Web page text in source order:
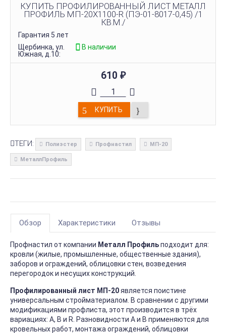
КУПИТЬ ПРОФИЛИРОВАННЫЙ ЛИСТ МЕТАЛЛ
ПРОФИЛЬ МП-20Х1100-R (ПЭ-01-8017-0,45) /1
КВ.М./
Гарантия 5 лет
Щербинка, ул.
Южная, д.10:
В наличии
610 ₽
КУПИТЬ
ТЕГИ: Полиэстер Профнастил МП-20
МеталлПрофиль
Обзор Характеристики Отзывы
Профнастил от компании Металл Профильподходит для:
кровли (жилые, промышленные, общественные здания),
заборов и ограждений, облицовки стен, возведения
перегородок и несущих конструкций.
Профилированный лист МП-20является поистине
универсальным стройматериалом. В сравнении с другими
модификациями профлиста, этот производится в трёх
вариациях: А, В и R. Разновидности А и В применяются для
кровельных работ, монтажа ограждений, облицовки